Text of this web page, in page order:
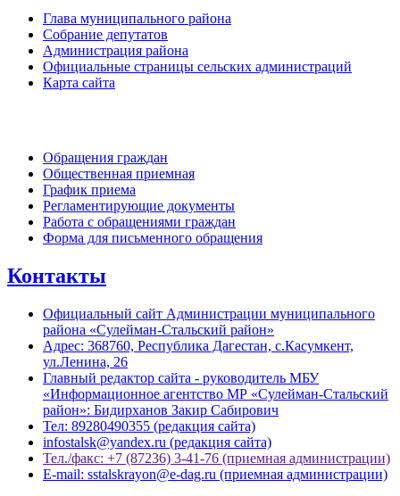
Глава муниципального района
Собрание депутатов
Администрация района
Официальные страницы сельских администраций
Карта сайта
Обращения граждан
Общественная приемная
График приема
Регламентирующие документы
Работа с обращениями граждан
Форма для письменного обращения
Контакты
Официальный сайт Администрации муниципального
района «Сулейман-Стальский район»
Адрес: 368760, Республика Дагестан, с.Касумкент,
ул.Ленина, 26
Главный редактор сайта - руководитель МБУ
«Информационное агентство МР «Сулейман-Стальский
район»: Бидирханов Закир Сабирович
Тел: 89280490355 (редакция сайта)
infostalsk@yandex.ru (редакция сайта)
Тел./факс: +7 (87236) 3-41-76 (приемная администрации)
E-mail: sstalskrayon@e-dag.ru (приемная администрации)